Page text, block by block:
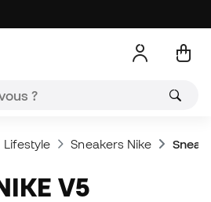
Lifestyle Sneakers Nike
V5